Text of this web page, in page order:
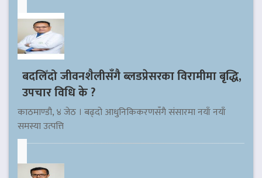
बदलिँदो जीवनशैलीसँगै ब्लडप्रेसरका विरामीमा बृद्धि,
उपचार विधि के ?
काठमाण्डौ, ४ जेठ । बढ्दो आधुनिकिकरणसँगै संसारमा नयाँ नयाँ
समस्या उत्पत्ति